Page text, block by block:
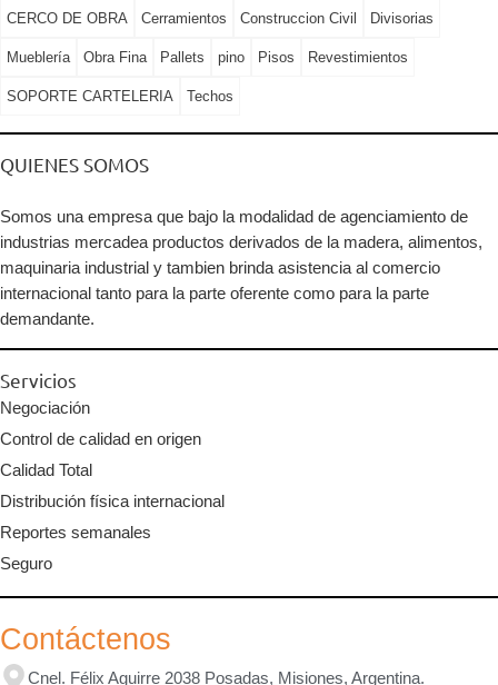
CERCO DE OBRA Cerramientos Construccion Civil Divisorias
Mueblería Obra Fina Pallets pino Pisos Revestimientos
SOPORTE CARTELERIA Techos
QUIENES SOMOS
Somos una empresa que bajo la modalidad de agenciamiento de
industrias mercadea productos derivados de la madera, alimentos,
maquinaria industrial y tambien brinda asistencia al comercio
internacional tanto para la parte oferente como para la parte
demandante.
Servicios
Negociación
Control de calidad en origen
Calidad Total
Distribución física internacional
Reportes semanales
Seguro
Contáctenos
Cnel. Félix Aguirre 2038 Posadas, Misiones, Argentina.